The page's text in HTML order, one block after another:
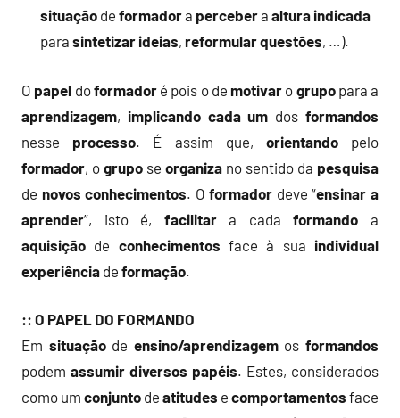
situação deformadora perceberaaltura indicada
parasintetizar ideias,reformularquestões, …).
O papel doformadoré pois o de motivar o grupopara a
aprendizagem, implicando cada um dosformandos
nesse processo. É assim que, orientandopelo
formador, o grupo se organiza no sentido da pesquisa
de novos conhecimentos. Oformador deve “ensinar a
aprender”, isto é, facilitara cadaformando a
aquisição de conhecimentos face à sua individual
experiência de formação.
:: O PAPEL DO FORMANDO
Em situaçãode ensino/aprendizagemosformandos
podem assumir diversos papéis. Estes, considerados
como um conjunto de atitudes e comportamentos face